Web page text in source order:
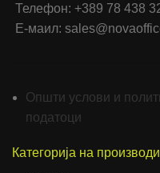
Телефон: +389 78 438
Е-маил:
Општи услови и
податоци
Категорија на производи